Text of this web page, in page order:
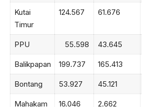
Kutai
Timur
124.567 61.676
PPU 55.598 43.645
Balikpapan 199.737 165.413
Bontang 53.927 45.121
Mahakam
16.046 2.662